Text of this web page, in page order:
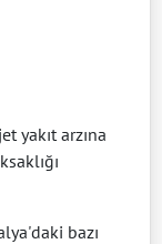
yakıt arzına
bazı